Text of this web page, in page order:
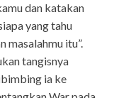
dan katakan
yang tahu
masalahmu itu”.
tangisnya
ia ke